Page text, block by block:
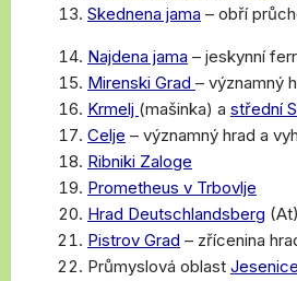
Skednena jama – obří
Najdena jama – jeskynní
Mirenski Grad – významný
Krmelj (mašinka) a střední
Celje – významný hrad a
Ribniki Zaloge
Prometheus v Trbovlje
Hrad Deutschlandsberg (At)
Pistrov Grad – zřícenina
Průmyslová oblast Jesenice